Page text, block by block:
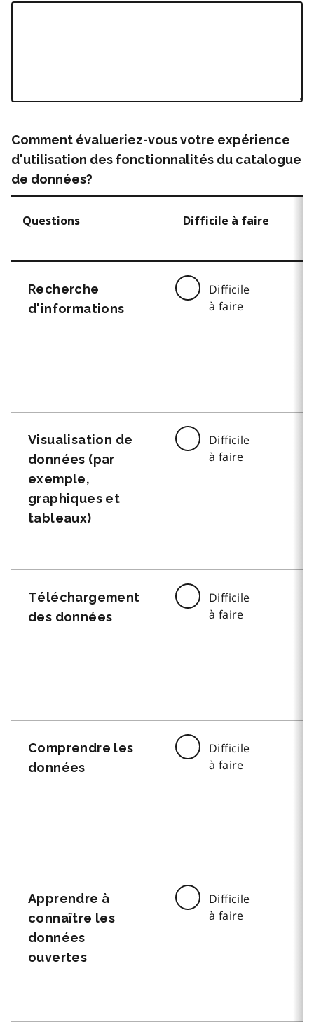
Comment évalueriez-vous votre expérience
d'utilisation des fonctionnalités du catalogue
de données?
Questions Difficile à faire
Recherche
d'informations
Difficile
à faire
Visualisation de
données (par
exemple,
graphiques et
tableaux)
Difficile
à faire
Téléchargement
des données
Difficile
à faire
Comprendre les
données
Difficile
à faire
Apprendre à
connaître les
données
ouvertes
Difficile
à faire